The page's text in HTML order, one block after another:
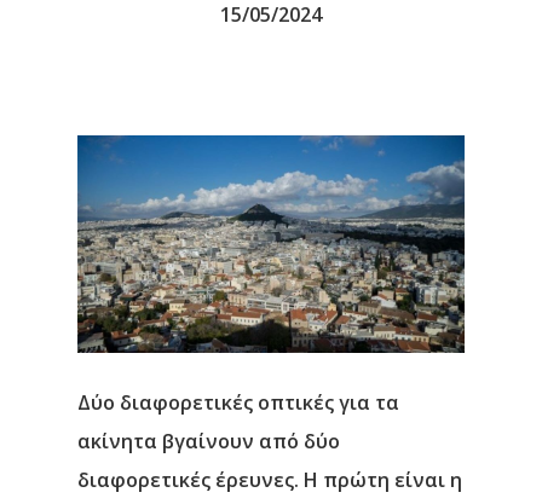
15/05/2024
Δύο διαφορετικές οπτικές για τα
ακίνητα βγαίνουν από δύο
διαφορετικές έρευνες. Η πρώτη είναι η